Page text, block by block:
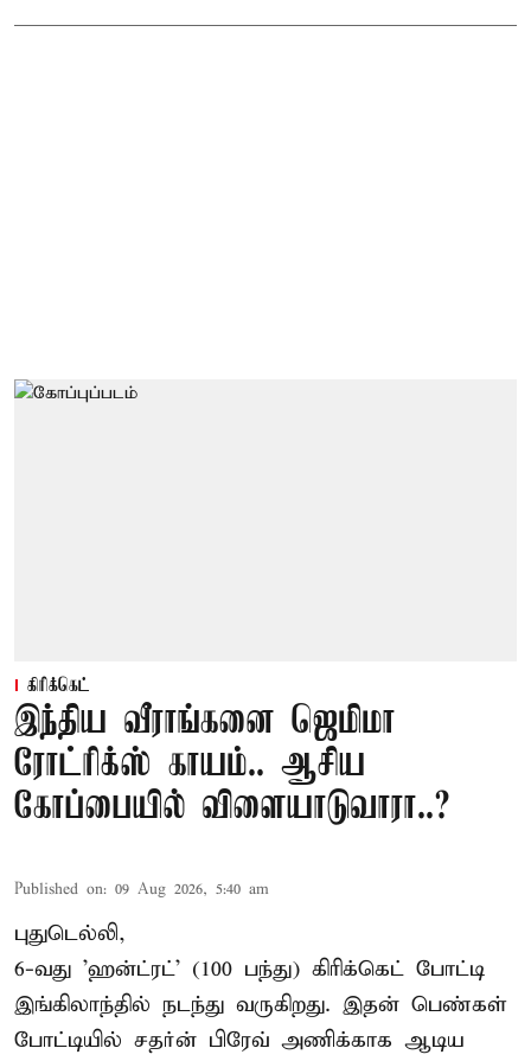
கிரிக்கெட்
இந்திய வீராங்கனை ஜெமிமா
ரோட்ரிக்ஸ் காயம்.. ஆசிய
கோப்பையில் விளையாடுவாரா..?
Published on: 09 Aug 2026, 5:40 am
புதுடெல்லி,
6-வது 'ஹன்ட்ரட்' (100 பந்து) கிரிக்கெட் போட்டி
இங்கிலாந்தில் நடந்து வருகிறது. இதன் பெண்கள்
போட்டியில் சதர்ன் பிரேவ் அணிக்காக ஆடிய